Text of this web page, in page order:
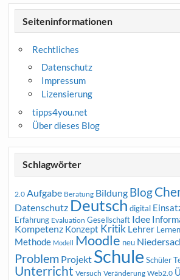
Seiteninformationen
Rechtliches
Datenschutz
Impressum
Lizensierung
tipps4you.net
Über dieses Blog
Schlagwörter
2.0 Aufgabe Beratung Bildung Blog
Datenschutz Deutsch digital
Erfahrung Evaluation Gesellschaft Idee
Kompetenz Konzept Kritik Lehrer Lernen
Methode Modell Moodle neu
Problem Projekt Schule Schüler
Unterricht Versuch Veränderung Web2.0